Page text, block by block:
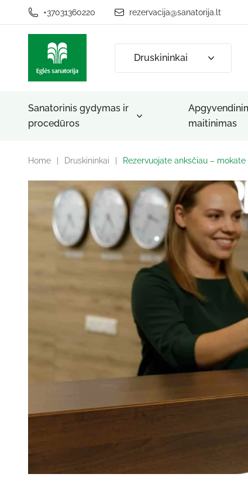
+37031360220 rezervacija@sanatorija.lt
Druskininkai
Sanatorinis gydymas ir
procedūros
maitinimas
Home Druskininkai Rezervuojate anksčiau – mokate